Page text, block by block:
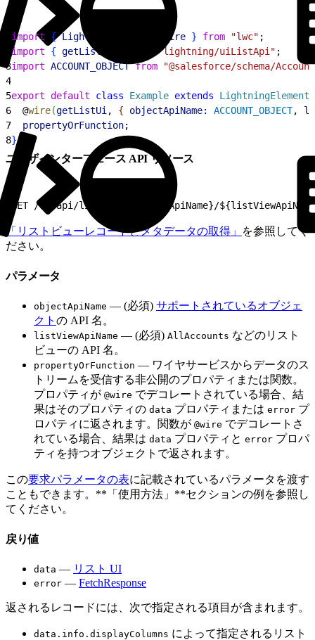
import { LightningElement wire } from "lwc" ;
import { getListUi "lightning/uiListApi" ;
3import ACCOUNT_OBJECT from "@salesforce/schema/
4
5export default class Example extends LightningElement
6
  @
wire(getListUi , { objectApiName: ACCOUNT_OBJECT,
7
  propertyOrFunction
;
8}
ユーザインターフェース API リソース
GET /ui-api/list-ui/${objectApiName}/
「リストビューレコードとメタデータの取得」
を参照してく
ださい。
パラメータ
objectApiName — (必須) サポートされているオブジェ
クト の API 名。
listViewApiName — (必須) AllAccounts などのリスト
ビューの API 名。
propertyOrFunction — ワイヤサービスからデータのス
トリームを受信する非公開のプロパティまたは関数。
プロパティが @wire でデコレートされている場合、結
果はそのプロパティの data プロパティまたは error プ
ロパティに返されます。関数が @wire でデコレートさ
れている場合、結果は data プロパティと error プロパ
ティを持つオブジェクトで返されます。
この要求パラメータの表に記載されているパラメータを渡す
こともできます。**「使用方法」**セクションの例を参照し
てください。
戻り値
data — リスト UI
error — FetchResponse
返されるレコードには、次で指定される項目が含まれます。
data.info.displayColumns によって指定されるリスト